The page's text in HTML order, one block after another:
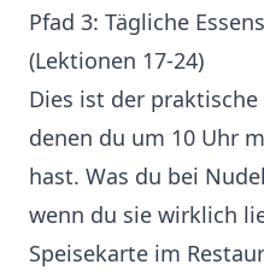
Pfad 3: Tägliche
(Lektionen 17-24)
Dies ist der
denen du um 10 Uhr
hast. Was du bei
wenn du sie wirklich
Speisekarte im